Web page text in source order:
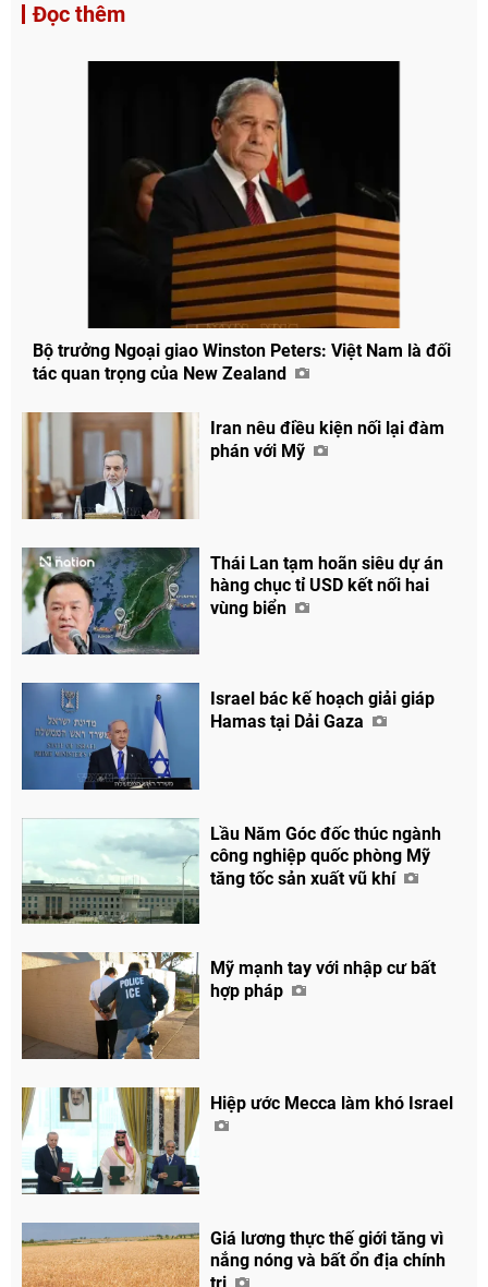
Đọc thêm
Bộ trưởng Ngoại giao Winston Peters: Việt Nam là đối
tác quan trọng của New Zealand
Iran nêu điều kiện nối lại đàm
phán với Mỹ
Thái Lan tạm hoãn siêu dự án
hàng chục tỉ USD kết nối hai
vùng biển
Israel bác kế hoạch giải giáp
Hamas tại Dải Gaza
Lầu Năm Góc đốc thúc ngành
công nghiệp quốc phòng Mỹ
tăng tốc sản xuất vũ khí
Mỹ mạnh tay với nhập cư bất
hợp pháp
Hiệp ước Mecca làm khó Israel
Giá lương thực thế giới tăng vì
nắng nóng và bất ổn địa chính